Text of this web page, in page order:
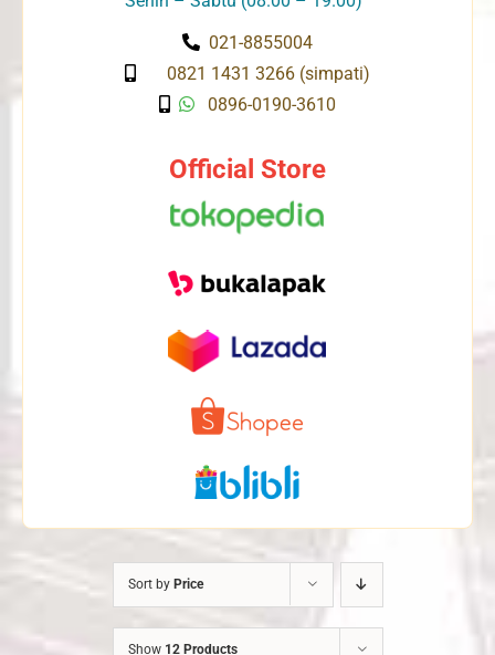
021-8855004
0821 1431 3266 (simpati)
0896-0190-3610
Official Store
Sort by Price
Show 12 Products